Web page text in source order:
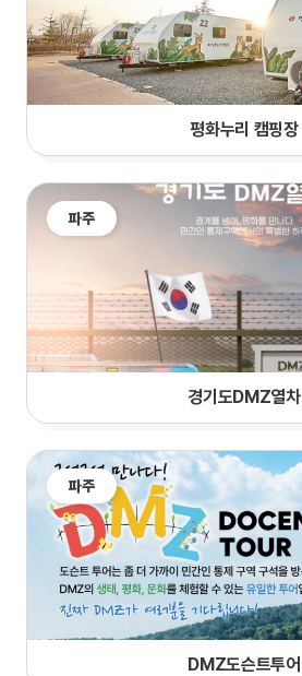
평화누리 캠핑장
파주
경기도DMZ열차
파주
DMZ도슨트투어